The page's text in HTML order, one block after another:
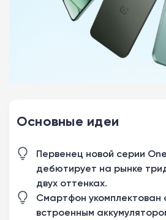
Основные идеи
Первенец новой серии
дебютирует на рынке
двух оттенках.
Смартфон укомплектован
встроенным